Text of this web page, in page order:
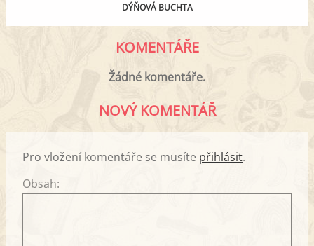
DÝŇOVÁ BUCHTA
KOMENTÁŘE
Žádné komentáře.
NOVÝ KOMENTÁŘ
Pro vložení komentáře se musíte přihlásit.
Obsah: